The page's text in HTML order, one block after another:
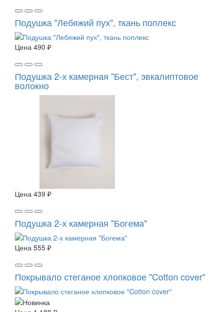
Подушка "Лебяжий пух", ткань поплекс
Цена 490 ₽
Подушка 2-х камерная "Бест", эвкалиптовое
волокно
Цена 439 ₽
Подушка 2-х камерная "Богема"
Цена 555 ₽
Покрывало стеганое хлопковое "Cotton cover"